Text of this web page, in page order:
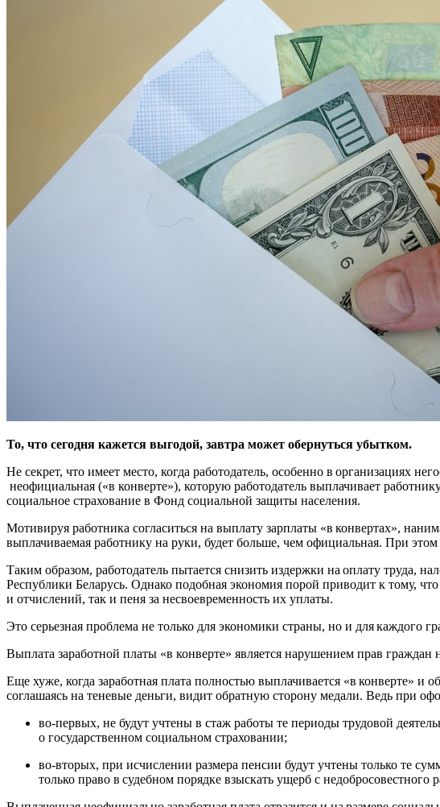
То, что сегодня кажется выгодой, завтра может обернуться убытком.
Не секрет, что имеет место, когда работодатель, особенно в организациях
неофициальная («в конверте»), которую работодатель выплачивает
социальное страхование в Фонд социальной защиты населения.
Мотивируя работника согласиться на выплату зарплаты «в конвертах»,
выплачиваемая работнику на руки, будет больше, чем официальная. При
Таким образом, работодатель пытается снизить издержки на оплату труда,
Республики Беларусь. Однако подобная экономия порой приводит к тому,
и отчислений, так и пеня за несвоевременность их уплаты.
Это серьезная проблема не только для экономики страны, но и для
Выплата заработной платы «в конверте» является нарушением прав
Еще хуже, когда заработная плата полностью выплачивается «в конверте»
соглашаясь на теневые деньги, видит обратную сторону медали. Ведь при
во-первых, не будут учтены в стаж работы те периоды трудовой
о государственном социальном страховании;
во-вторых, при исчислении размера пенсии будут учтены только те
только право в судебном порядке взыскать ущерб с недобросовестного